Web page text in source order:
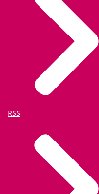
Product
Het
veroordeelde in de
identificeert
Aanvullende
Niet van toepassing,
info@justid.nl
Handleidingen
Niet van toepassing.
Overige
Niet van toepassing.
RSS